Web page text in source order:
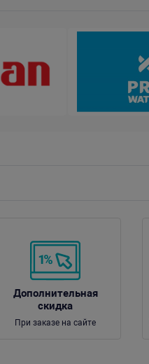
Дополнительная
скидка
При заказе на сайте